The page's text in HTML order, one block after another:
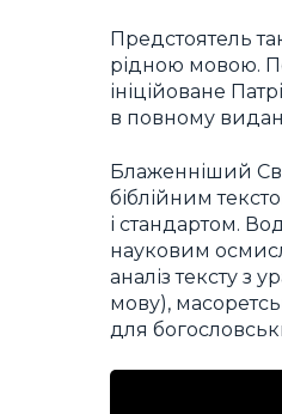
Предстоятель
рідною мовою.
ініційоване
в повному
Блаженніший
біблійним
і стандартом.
науковим
аналіз тексту з
мову),
для